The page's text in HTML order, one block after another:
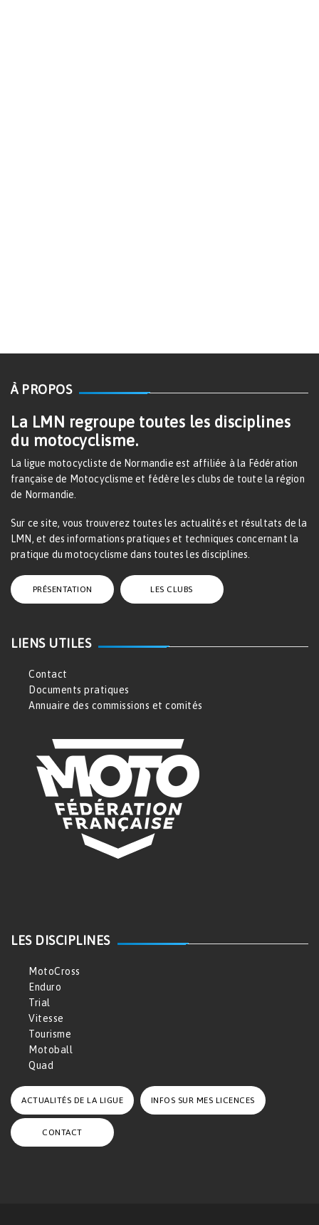
À PROPOS
La LMN regroupe toutes les disciplines
du motocyclisme.
La ligue motocycliste de Normandie est affiliée à la Fédération
française de Motocyclisme et fédère les clubs de toute la région
de Normandie.
Sur ce site, vous trouverez toutes les actualités et résultats de la
LMN, et des informations pratiques et techniques concernant la
pratique du motocyclisme dans toutes les disciplines.
PRÉSENTATION LES CLUBS
LIENS UTILES
Contact
Documents pratiques
Annuaire des commissions et comités
LES DISCIPLINES
MotoCross
Enduro
Trial
Vitesse
Tourisme
Motoball
Quad
ACTUALITÉS DE LA LIGUE INFOS SUR MES LICENCES
CONTACT